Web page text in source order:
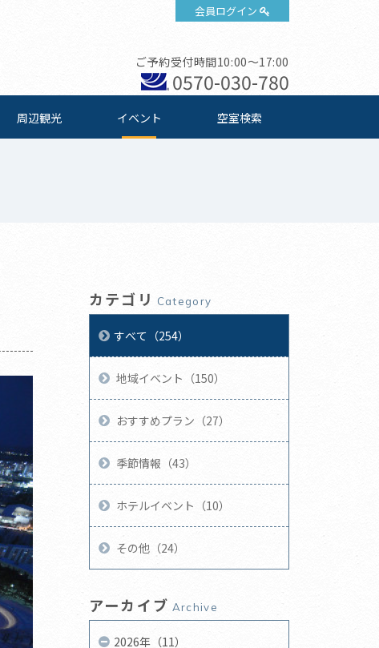
会員ログイン
ご予約受付時間10:00～17:00
0570-030-780
周辺観光 イベント 空室検索
カテゴリ Category
すべて（254）
地域イベント（150）
おすすめプラン（27）
季節情報（43）
ホテルイベント（10）
その他（24）
アーカイブ Archive
2026年（11）